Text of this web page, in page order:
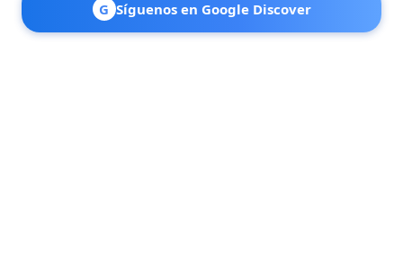
G Síguenos en Google Discover